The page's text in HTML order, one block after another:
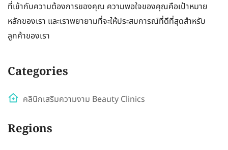
ที่เข้ากับความต้องการของคุณ ความพอใจของคุณคือเป้าหมาย
หลักของเรา และเราพยายามที่จะให้ประสบการณ์ที่ดีที่สุดสำหรับ
ลูกค้าของเรา
Categories
คลินิกเสริมความงาม Beauty Clinics
Regions